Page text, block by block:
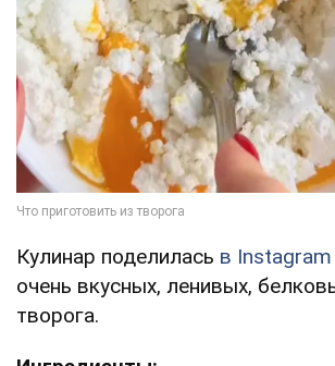
Кулинар поделилась в Instagram
очень вкусных, ленивых,
творога.